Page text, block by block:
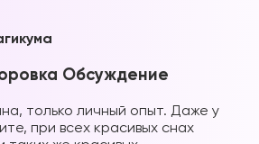
Обсуждение
только личный опыт. Даже у
при всех красивых снах